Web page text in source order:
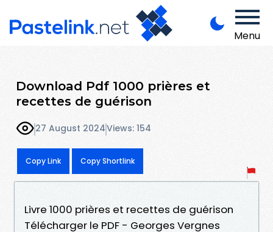
Menu
Download Pdf 1000 prières et
recettes de guérison
27 August 2024Views: 154
Copy Link Copy Shortlink
Livre 1000 prières et recettes de guérison
Télécharger le PDF - Georges Vergnes